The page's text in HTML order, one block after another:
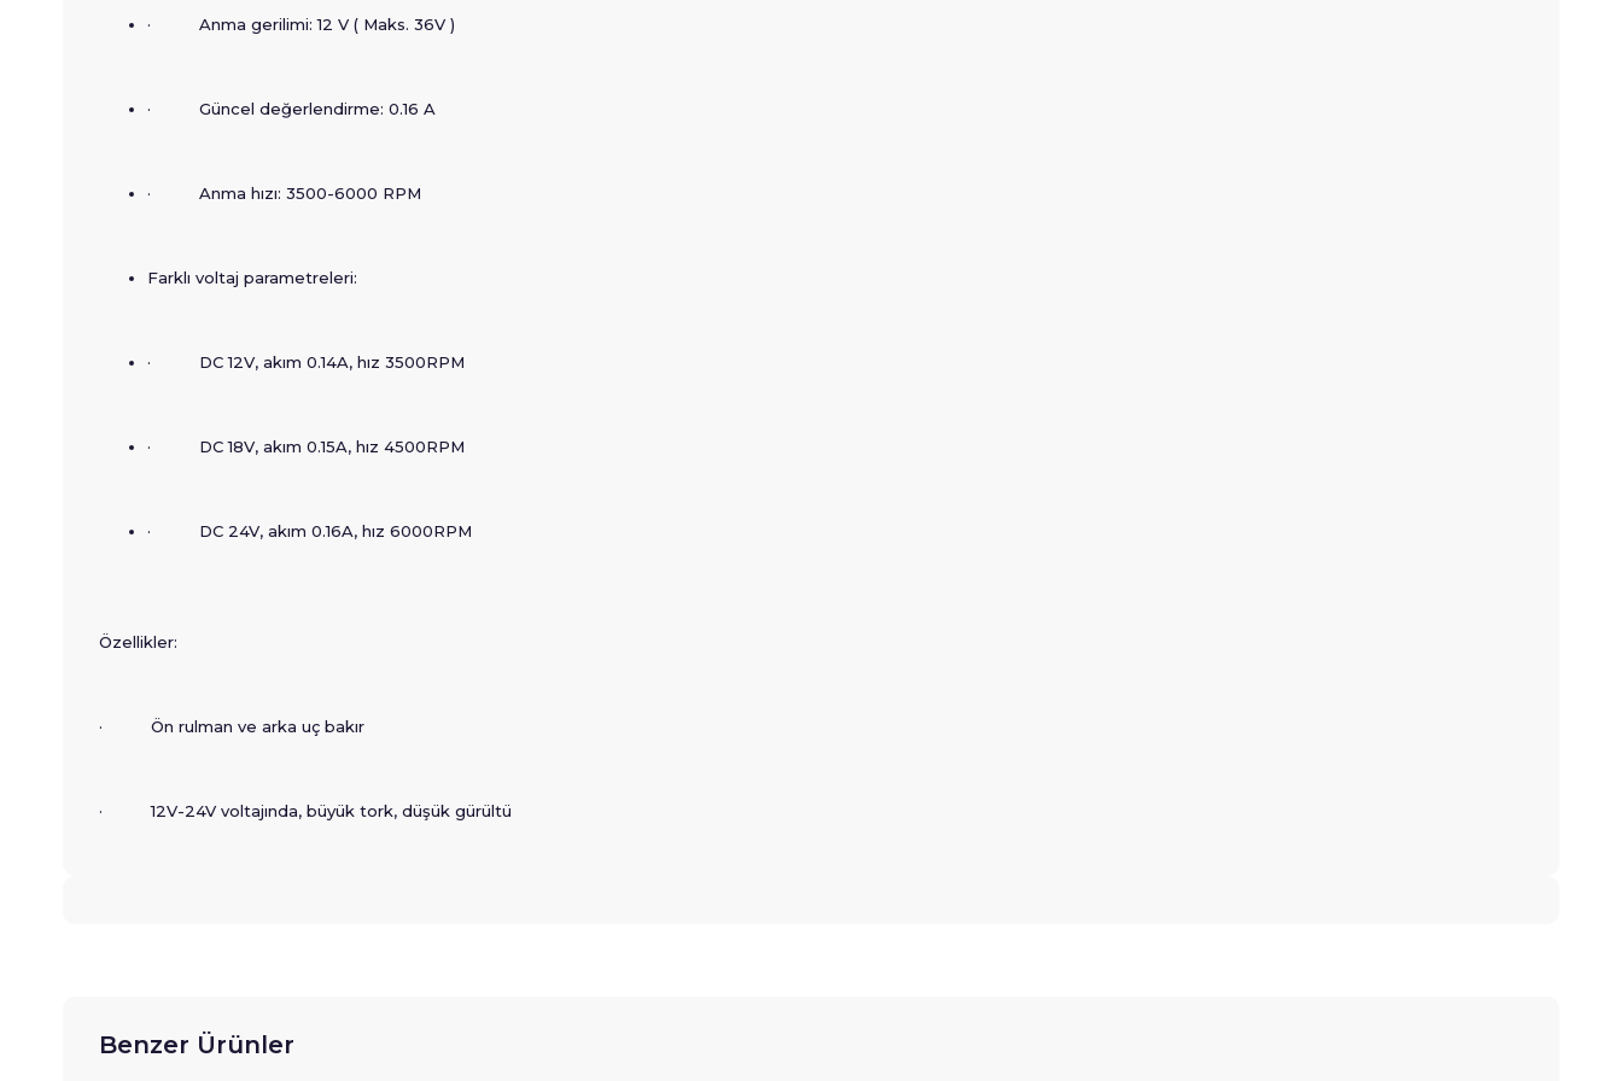
· Anma gerilimi: 12 V ( Maks. 36V )
· Güncel değerlendirme: 0.16 A
· Anma hızı: 3500-6000 RPM
Farklı voltaj parametreleri:
· DC 12V, akım 0.14A, hız 3500RPM
· DC 18V, akım 0.15A, hız 4500RPM
· DC 24V, akım 0.16A, hız 6000RPM
Özellikler:
· Ön rulman ve arka uç bakır
· 12V-24V voltajında, büyük tork, düşük gürültü
Benzer Ürünler